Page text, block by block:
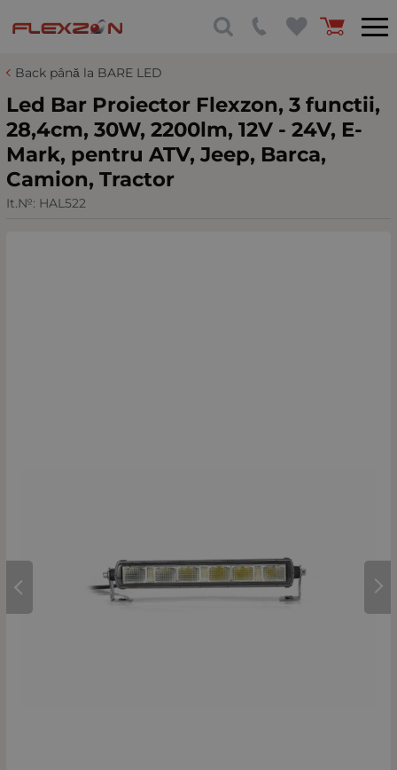
Back până la BARE LED
Led Bar Proiector Flexzon, 3 functii,
28,4cm, 30W, 2200lm, 12V - 24V, E-
Mark, pentru ATV, Jeep, Barca,
Camion, Tractor
It.№: HAL522